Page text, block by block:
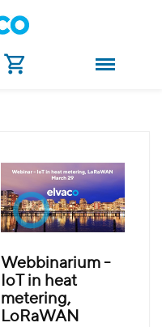
Webbinarium -
IoT in heat
metering,
LoRaWAN